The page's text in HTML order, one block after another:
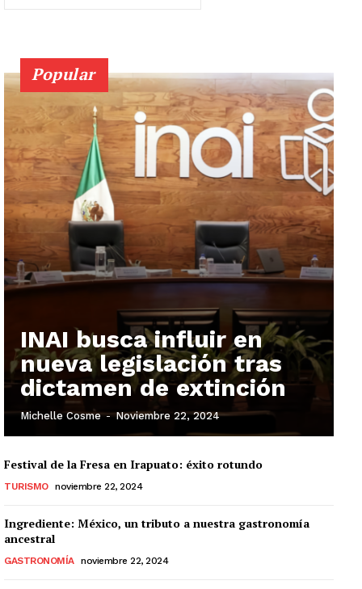
Popular
INAI busca influir en
nueva legislación tras
dictamen de extinción
Michelle Cosme - Noviembre 22, 2024
Festival de la Fresa en Irapuato: éxito rotundo
TURISMO noviembre 22, 2024
Ingrediente: México, un tributo a nuestra gastronomía
ancestral
GASTRONOMÍA noviembre 22, 2024